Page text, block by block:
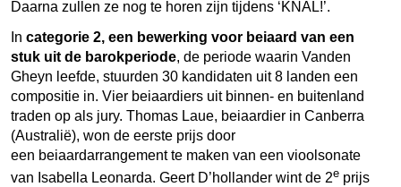
Daarna zullen ze nog te horen zijn tijdens ‘KNAL!’.
In categorie 2, een bewerking voor beiaard van een
stuk uit de barokperiode, de periode waarin Vanden
Gheyn leefde, stuurden 30 kandidaten uit 8 landen een
compositie in. Vier beiaardiers uit binnen- en buitenland
traden op als jury. Thomas Laue, beiaardier in Canberra
(Australië), won de eerste prijs door
een beiaardarrangement te maken van een vioolsonate
van Isabella Leonarda. Geert D’hollander wint de 2e prijs